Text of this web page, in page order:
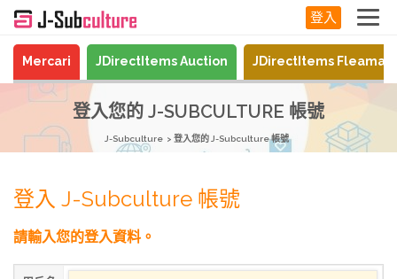
登入
Mercari JDirectItems Auction JDirectItems
登入您的 J-SUBCULTURE 帳號
J-Subculture 登入您的 J-Subculture 帳號
登入 J-Subculture 帳號
請輸入您的登入資料。